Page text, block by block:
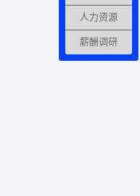
人力资源
薪酬调研